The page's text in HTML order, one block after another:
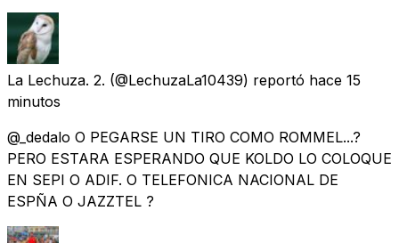
La Lechuza. 2. (@LechuzaLa10439) reportó hace 15
minutos
@_dedalo O PEGARSE UN TIRO COMO ROMMEL...?
PERO ESTARA ESPERANDO QUE KOLDO LO COLOQUE
EN SEPI O ADIF. O TELEFONICA NACIONAL DE
ESPÑA O JAZZTEL ?